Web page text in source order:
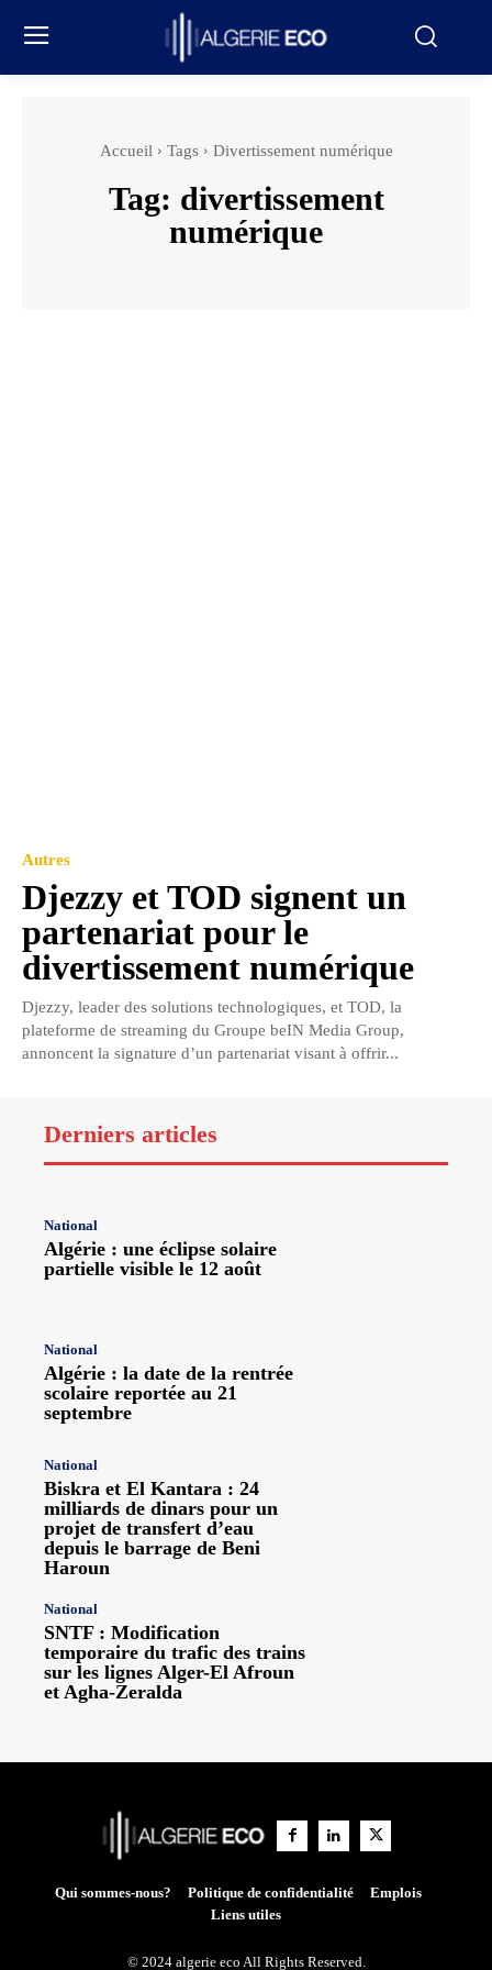
Accueil Tags Divertissement numérique
Tag: divertissement
numérique
Autres
Djezzy et TOD signent un
partenariat pour le
divertissement numérique
Djezzy, leader des solutions technologiques, et TOD, la
plateforme de streaming du Groupe beIN Media Group,
annoncent la signature d’un partenariat visant à offrir...
Derniers articles
National
Algérie : une éclipse solaire
partielle visible le 12 août
National
Algérie : la date de la rentrée
scolaire reportée au 21
septembre
National
Biskra et El Kantara : 24
milliards de dinars pour un
projet de transfert d’eau
depuis le barrage de Beni
Haroun
National
SNTF : Modification
temporaire du trafic des trains
sur les lignes Alger-El Afroun
et Agha-Zeralda
Qui sommes-nous? Politique de confidentialité
Emplois
Liens utiles
© 2024 algerie eco All Rights Reserved.